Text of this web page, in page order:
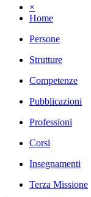
×
Home
Persone
Strutture
Competenze
Pubblicazioni
Professioni
Corsi
Insegnamenti
Terza Missione